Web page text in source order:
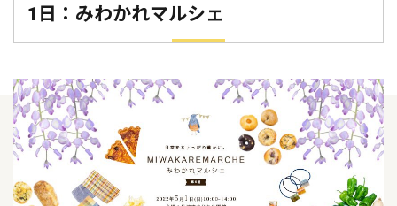
1日：みわかれマルシェ